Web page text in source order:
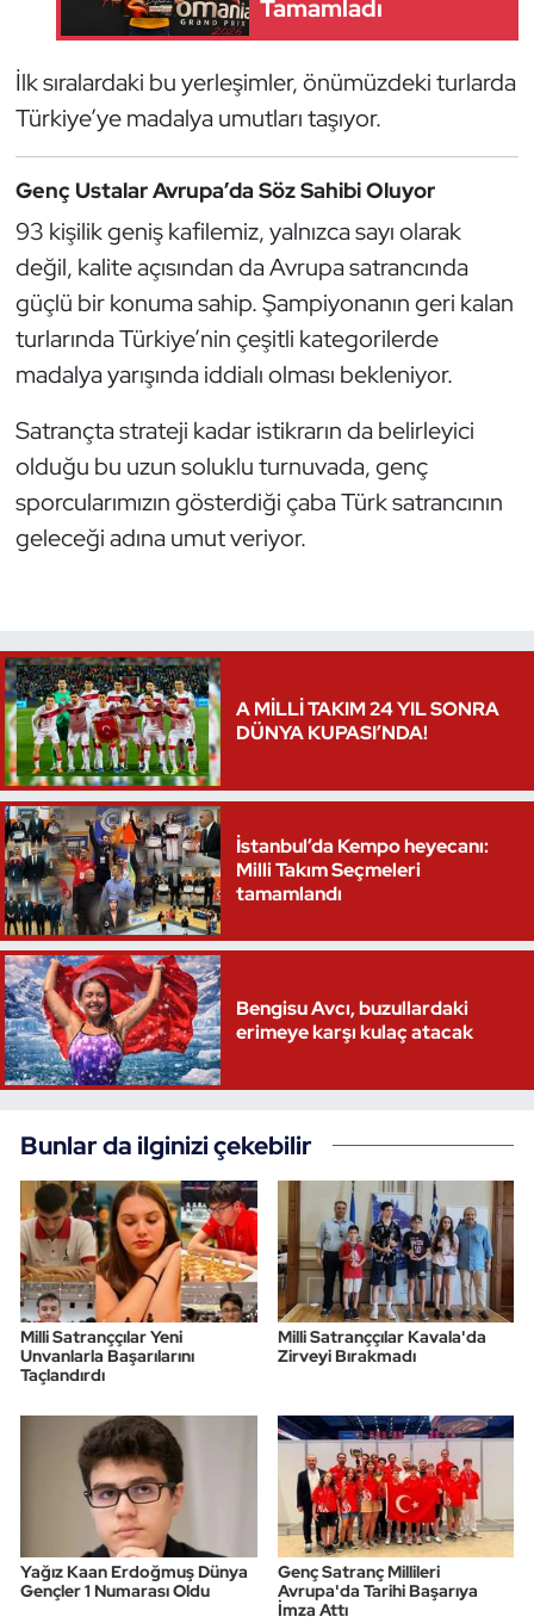
Tamamladı
İlk sıralardaki bu yerleşimler, önümüzdeki turlarda
Türkiye’ye madalya umutları taşıyor.
Genç Ustalar Avrupa’da Söz Sahibi Oluyor
93 kişilik geniş kafilemiz, yalnızca sayı olarak
değil, kalite açısından da Avrupa satrancında
güçlü bir konuma sahip. Şampiyonanın geri kalan
turlarında Türkiye’nin çeşitli kategorilerde
madalya yarışında iddialı olması bekleniyor.
Satrançta strateji kadar istikrarın da belirleyici
olduğu bu uzun soluklu turnuvada, genç
sporcularımızın gösterdiği çaba Türk satrancının
geleceği adına umut veriyor.
A MİLLİ TAKIM 24 YIL SONRA
DÜNYA KUPASI’NDA!
İstanbul’da Kempo heyecanı:
Milli Takım Seçmeleri
tamamlandı
Bengisu Avcı, buzullardaki
erimeye karşı kulaç atacak
Bunlar da ilginizi çekebilir
Milli Satranççılar Yeni
Unvanlarla Başarılarını
Taçlandırdı
Milli Satranççılar Kavala'da
Zirveyi Bırakmadı
Yağız Kaan Erdoğmuş Dünya
Gençler 1 Numarası Oldu
Genç Satranç Millileri
Avrupa'da Tarihi Başarıya
İmza Attı
Triatlon
Voleybol
Wushu Kungfu
Yelken
Yüzme